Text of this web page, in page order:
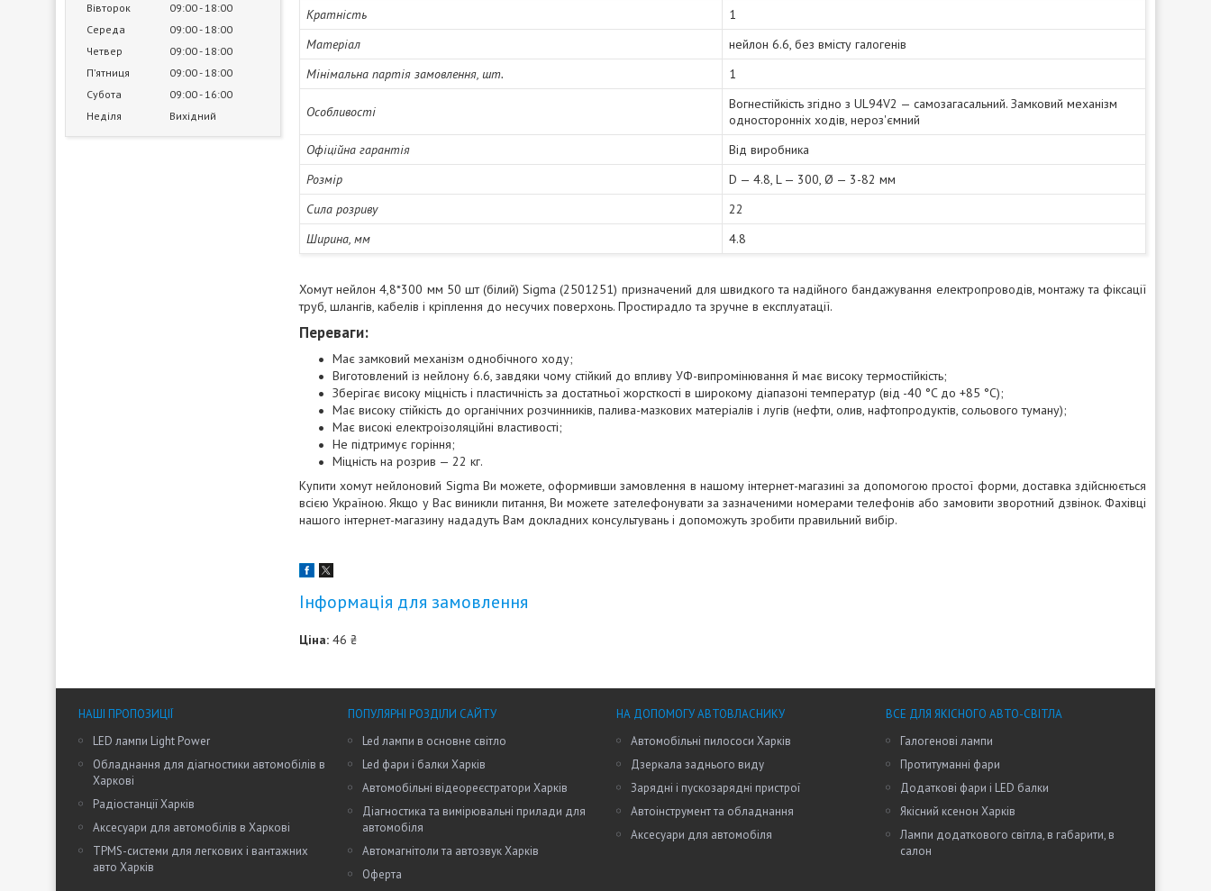
Вівторок
09:00 18:00
Середа
09:00 18:00
Четвер
09:00 18:00
Пʼятниця
09:00 18:00
Субота
09:00 16:00
Неділя
Вихідний
Кратність
1
Матеріал
нейлон 6.6, без вмісту галогенів
Мінімальна партія замовлення, шт.
1
Особливості
Вогнестійкість згідно з UL94V2 — самозагасальний. Замковий механізм
односторонніх ходів, нероз'ємний
Офіційна гарантія
Від виробника
Розмір
D — 4.8, L — 300, Ø — 3-82 мм
Сила розриву
22
Ширина, мм
4.8
Хомут нейлон 4,8*300 мм 50 шт (білий) Sigma (2501251) призначений для швидкого та надійного бандажування електропроводів, монтажу та фіксації
труб, шлангів, кабелів і кріплення до несучих поверхонь. Простирадло та зручне в експлуатації.
Переваги:
Має замковий механізм однобічного ходу;
Виготовлений із нейлону 6.6, завдяки чому стійкий до впливу УФ-випромінювання й має високу термостійкість;
Зберігає високу міцність і пластичність за достатньої жорсткості в широкому діапазоні температур (від -40 °C до +85 °C);
Має високу стійкість до органічних розчинників, палива-мазкових матеріалів і лугів (нефти, олив, нафтопродуктів, сольового туману);
Має високі електроізоляційні властивості;
Не підтримує горіння;
Міцність на розрив — 22 кг.
Купити хомут нейлоновий Sigma Ви можете, оформивши замовлення в нашому інтернет-магазині за допомогою простої форми, доставка здійснюється
всією Україною. Якщо у Вас виникли питання, Ви можете зателефонувати за зазначеними номерами телефонів або замовити зворотний дзвінок. Фахівці
нашого інтернет-магазину нададуть Вам докладних консультувань і допоможуть зробити правильний вибір.
Інформація для замовлення
Ціна: 46 ₴
НАШІ ПРОПОЗИЦІЇ
LED лампи Light Power
Обладнання для діагностики автомобілів в
Харкові
Радіостанції Харків
Аксесуари для автомобілів в Харкові
TPMS-системи для легкових і вантажних
авто Харків
ПОПУЛЯРНІ РОЗДІЛИ САЙТУ
Led лампи в основне світло
Led фари і балки Харків
Автомобільні відеореєстратори Харків
Діагностика та вимірювальні прилади для
автомобіля
Автомагнітоли та автозвук Харків
Оферта
НА ДОПОМОГУ АВТОВЛАСНИКУ
Автомобільні пилососи Харків
Дзеркала заднього виду
Зарядні і пускозарядні пристрої
Автоінструмент та обладнання
Аксесуари для автомобіля
ВСЕ ДЛЯ ЯКІСНОГО АВТО-СВІТЛА
Галогенові лампи
Протитуманні фари
Додаткові фари і LED балки
Якісний ксенон Харків
Лампи додаткового світла, в габарити, в
салон